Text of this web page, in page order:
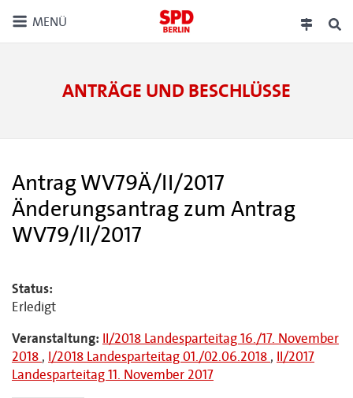
MENÜ
ANTRÄGE UND BESCHLÜSSE
Antrag WV79Ä/II/2017
Änderungsantrag zum Antrag
WV79/II/2017
Status:
Erledigt
Veranstaltung: II/2018 Landesparteitag 16./17. November
2018 , I/2018 Landesparteitag 01./02.06.2018 , II/2017
Landesparteitag 11. November 2017